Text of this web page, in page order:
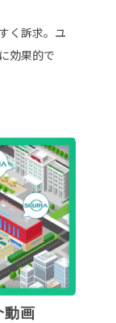
く訴求。ユ
効果的で
動画